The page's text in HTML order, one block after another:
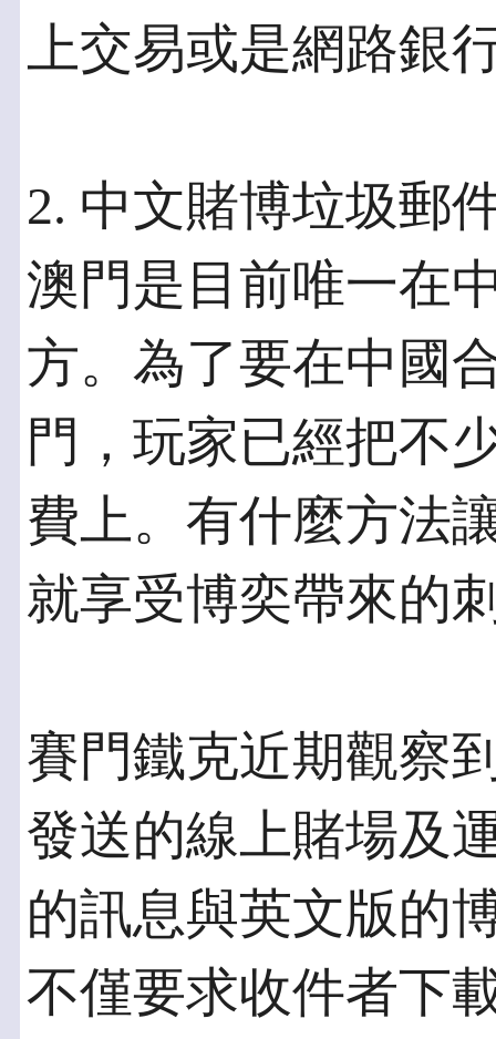
上交易或是網路銀
2. 中文賭博垃圾郵
澳門是目前唯一在
方。為了要在中國
門，玩家已經把不
費上。有什麼方法
就享受博奕帶來的
賽門鐵克近期觀察
發送的線上賭場及
的訊息與英文版的
不僅要求收件者下